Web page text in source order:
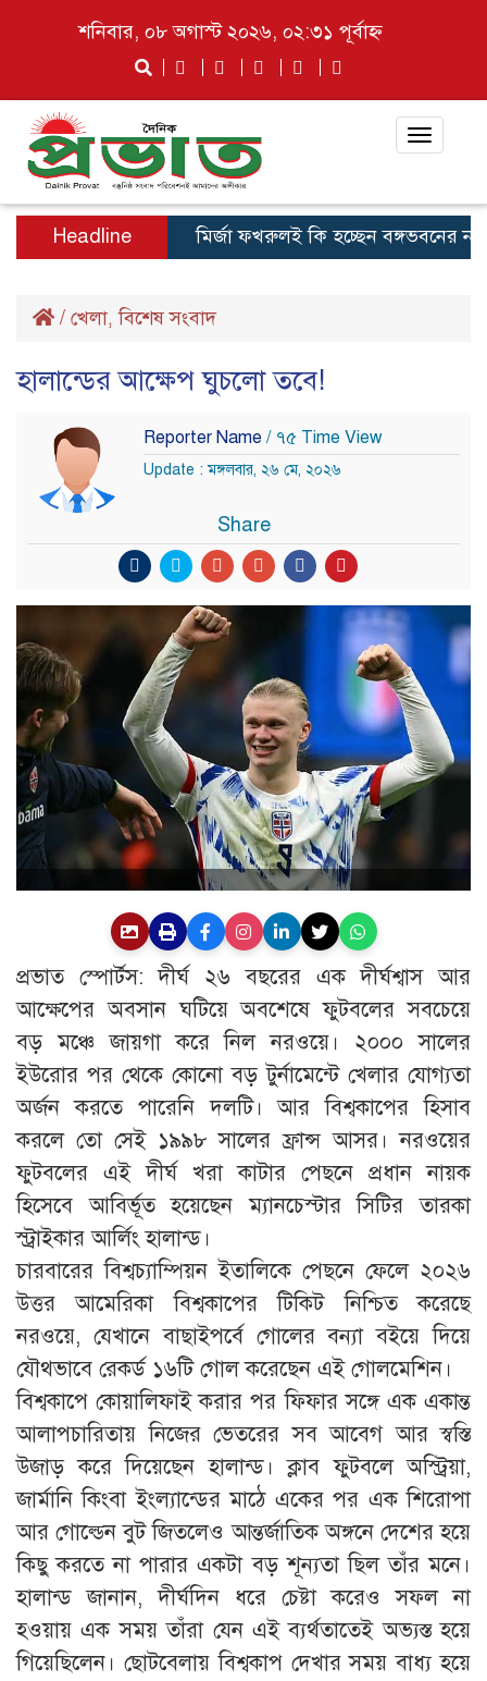
শনিবার, ০৮ অগাস্ট ২০২৬, ০২:৩১ পূর্বাহ্ন
Toggle
Headline মির্জা ফখরুলই কি হচ্ছেন বঙ্গভবনের নতুন
/ খেলা,বিশেষ সংবাদ
হালান্ডের আক্ষেপ ঘুচলো তবে!
Reporter Name / ৭৫ Time View
Update : মঙ্গলবার, ২৬ মে, ২০২৬
Share
প্রভাত স্পোর্টস: দীর্ঘ ২৬ বছরের এক দীর্ঘশ্বাস আর
আক্ষেপের অবসান ঘটিয়ে অবশেষে ফুটবলের সবচেয়ে
বড় মঞ্চে জায়গা করে নিল নরওয়ে। ২০০০ সালের
ইউরোর পর থেকে কোনো বড় টুর্নামেন্টে খেলার যোগ্যতা
অর্জন করতে পারেনি দলটি। আর বিশ্বকাপের হিসাব
করলে তো সেই ১৯৯৮ সালের ফ্রান্স আসর। নরওয়ের
ফুটবলের এই দীর্ঘ খরা কাটার পেছনে প্রধান নায়ক
হিসেবে আবির্ভূত হয়েছেন ম্যানচেস্টার সিটির তারকা
স্ট্রাইকার আর্লিং হালান্ড।
চারবারের বিশ্বচ্যাম্পিয়ন ইতালিকে পেছনে ফেলে ২০২৬
উত্তর আমেরিকা বিশ্বকাপের টিকিট নিশ্চিত করেছে
নরওয়ে, যেখানে বাছাইপর্বে গোলের বন্যা বইয়ে দিয়ে
যৌথভাবে রেকর্ড ১৬টি গোল করেছেন এই গোলমেশিন।
বিশ্বকাপে কোয়ালিফাই করার পর ফিফার সঙ্গে এক একান্ত
আলাপচারিতায় নিজের ভেতরের সব আবেগ আর স্বস্তি
উজাড় করে দিয়েছেন হালান্ড। ক্লাব ফুটবলে অস্ট্রিয়া,
জার্মানি কিংবা ইংল্যান্ডের মাঠে একের পর এক শিরোপা
আর গোল্ডেন বুট জিতলেও আন্তর্জাতিক অঙ্গনে দেশের হয়ে
কিছু করতে না পারার একটা বড় শূন্যতা ছিল তাঁর মনে।
হালান্ড জানান, দীর্ঘদিন ধরে চেষ্টা করেও সফল না
হওয়ায় এক সময় তাঁরা যেন এই ব্যর্থতাতেই অভ্যস্ত হয়ে
গিয়েছিলেন। ছোটবেলায় বিশ্বকাপ দেখার সময় বাধ্য হয়ে